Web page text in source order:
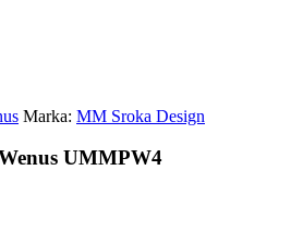
Marka: MM Sroka Design
UMMPW4